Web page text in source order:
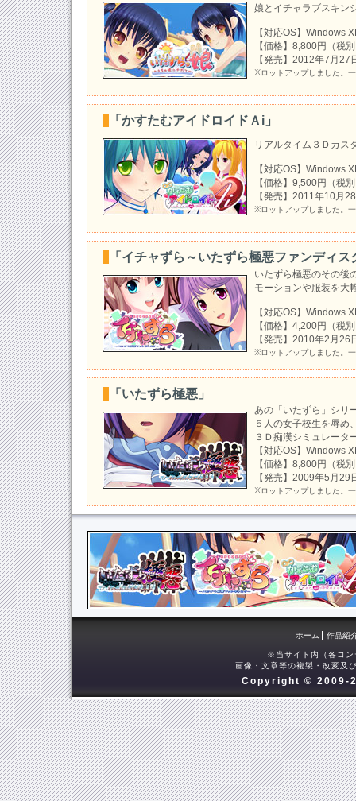
2016-06-30
『いたずら家庭教師』プログラム修正パッ
た！
2016-06-24
2016-06-17
『いたずら家庭教師』ＤＬＣ第３弾公開致
2016-06-10
『いたずら家庭教師』ＤＬＣ第２弾公開致
2016-06-09
『いたずら家庭教師』プログラム修正パッ
2016-06-03
『いたずら家庭教師』ＤＬＣ第１弾公開致
2016-05-27
『いたずら家庭教師』本日発売！／プログ
配信！／色紙プレゼントキャンペーン３！
2016-05-20
イベントＣＧ公開！
2016-05-13
『いたずら家庭教師』体験版公開！／色紙
ンペーン！
2016-05-12
『いたずら家庭教師』マスターアップしま
『いたずら家庭教師』デモムービー公開！
2016-04-28
『いたずら家庭教師』ＤＬＣキャンペーン
ンボイス開始
2016-04-22
『いたずら家庭教師』予約特典情報＋シス
『いたずら家庭教師』キャラクターページ
『いたずら家庭教師』システムページ更新
2016-04-01
『いたずら家庭教師』キャスト情報を公開
2016-03-25
『いたずら家庭教師』キャラクターページ
娘とイチャラブスキン
【対応OS】Windows
【価格】8,800円（税
【発売】2012年7月27
※ロットアップしました。
「かすたむアイドロイドＡi」
リアルタイム３Ｄカス
【対応OS】Windows
【価格】9,500円（税
【発売】2011年10月
※ロットアップしました。
「イチャずら～いたずら極悪ファンディス
いたずら極悪のその後
モーションや服装を大
【対応OS】Windows
【価格】4,200円（税
【発売】2010年2月26
※ロットアップしました。
「いたずら極悪」
あの「いたずら」シリ
５人の女子校生を辱め
３Ｄ痴漢シミュレータ
【対応OS】Windows
【価格】8,800円（税
【発売】2009年5月29
※ロットアップしました。
ホーム 作品紹
※当サイト内（各コン
画像・文章等の複製・改変及
Copyright © 2009-